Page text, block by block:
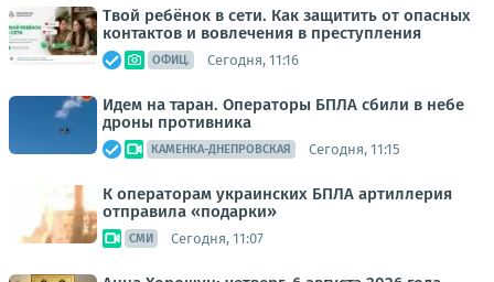
Твой ребёнок в сети. Как защитить от опасных
контактов и вовлечения в преступления
ОФИЦ. Сегодня, 11:16
Идем на таран. Операторы БПЛА сбили в небе
дроны противника
КАМЕНКА-ДНЕПРОВСКАЯ Сегодня, 11:15
К операторам украинских БПЛА артиллерия
отправила «подарки»
СМИ Сегодня, 11:07